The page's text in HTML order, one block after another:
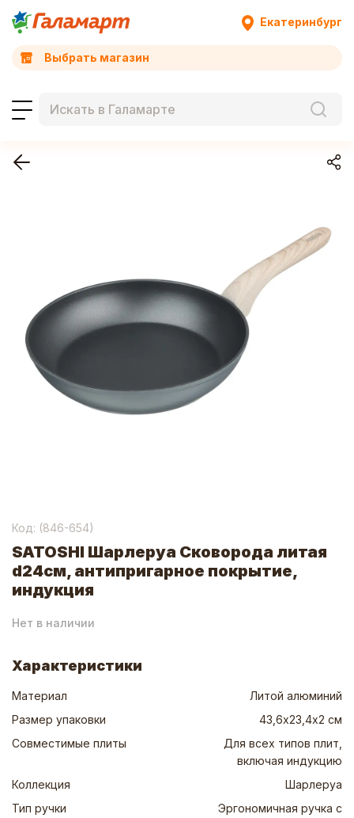
Екатеринбург
Выбрать магазин
Код: (846-654)
SATOSHI Шарлеруа Сковорода литая
d24см, антипригарное покрытие,
индукция
Нет в наличии
Характеристики
Материал
Литой алюминий
Размер упаковки
43,6х23,4х2 см
Совместимые плиты
Для всех типов плит,
включая индукцию
Коллекция
Шарлеруа
Тип ручки
Эргономичная ручка с